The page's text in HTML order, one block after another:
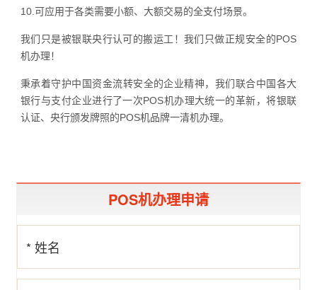
10.可应用于各类需要小额、大额交易的全支付场景。
我们只是被银联央行认可的搬运工！我们只做正规安全的POS
机办理！
秉承着守护中国资金流转安全的企业精神，我们联合中国各大
银行与支付企业进行了一次POS机办理大统一的革新，将银联
认证、央行颁发牌照的POS机品牌一清机办理。
POS机办理申请
* 姓名